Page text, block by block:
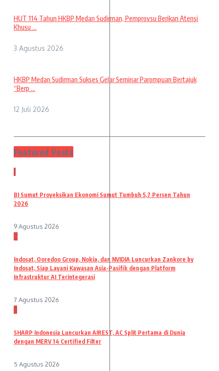
HUT 114 Tahun HKBP Medan Sudirman, Pemprovsu Berikan Atensi
Khusu ...
3 Agustus 2026
HKBP Medan Sudirman Sukses Gelar Seminar Parompuan Bertajuk
“Berp ...
12 Juli 2026
Featured Posts
1
BI Sumut Proyeksikan Ekonomi Sumut Tumbuh 5,7 Persen Tahun
2026
9 Agustus 2026
2
Indosat, Ooredoo Group, Nokia, dan NVIDIA Luncurkan Zankore by
Indosat, Siap Layani Kawasan Asia-Pasifik dengan Platform
Infrastruktur AI Terintegerasi
7 Agustus 2026
3
SHARP Indonesia Luncurkan AIREST, AC Split Pertama di Dunia
dengan MERV 14 Certified Filter
5 Agustus 2026